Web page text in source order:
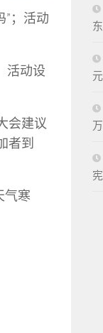
；活动
活动设
会建议
者到
气寒